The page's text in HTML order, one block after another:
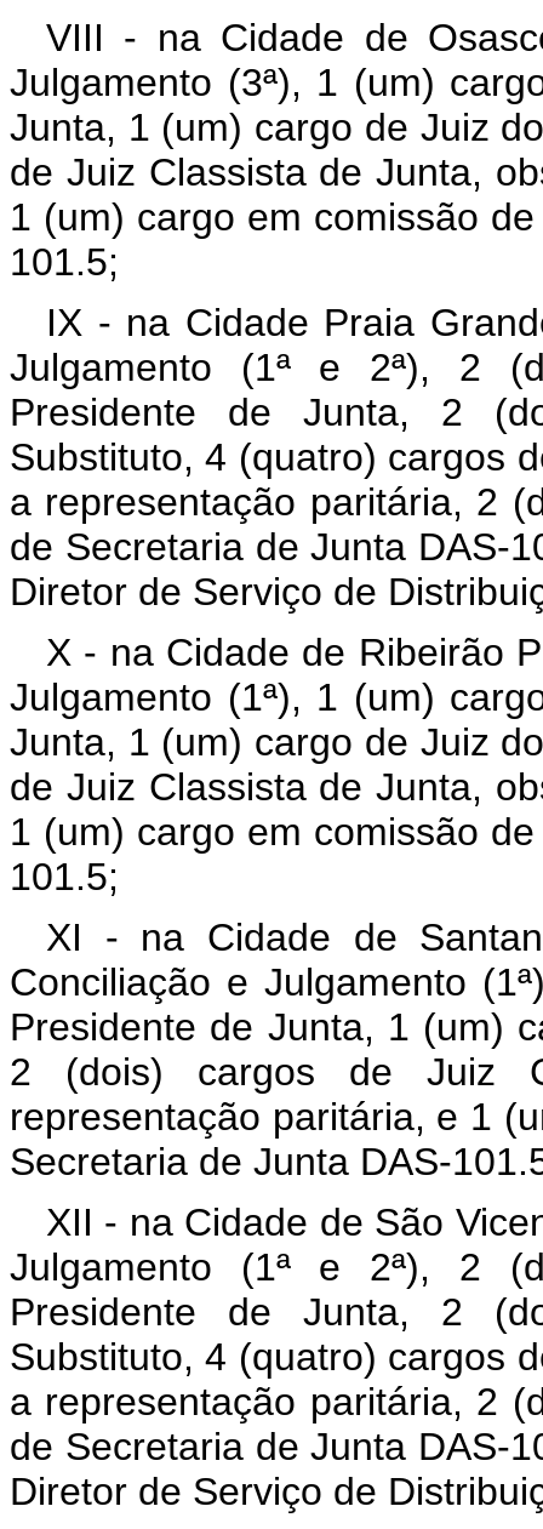
VIII - na Cidade de
Julgamento (3ª), 1 (um)
Junta, 1 (um) cargo de Juiz
de Juiz Classista de Junta,
1 (um) cargo em comissão
101.5;
IX - na Cidade Praia
Julgamento (1ª e 2ª), 2
Presidente de Junta, 2
Substituto, 4 (quatro) cargos
a representação paritária, 2
de Secretaria de Junta DAS-
Diretor de Serviço de
X - na Cidade de Ribeirão
Julgamento (1ª), 1 (um)
Junta, 1 (um) cargo de Juiz
de Juiz Classista de Junta,
1 (um) cargo em comissão
101.5;
XI - na Cidade de
Conciliação e Julgamento
Presidente de Junta, 1 (um)
2 (dois) cargos de Juiz
representação paritária, e 1
Secretaria de Junta DAS-
XII - na Cidade de São
Julgamento (1ª e 2ª), 2
Presidente de Junta, 2
Substituto, 4 (quatro) cargos
a representação paritária, 2
de Secretaria de Junta DAS-
Diretor de Serviço de